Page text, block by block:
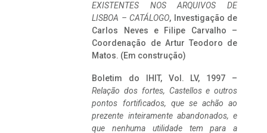
EXISTENTES NOS ARQUIVOS DE
LISBOA – CATÁLOGO, Investigação de
Carlos Neves e Filipe Carvalho –
Coordenação de Artur Teodoro de
Matos. (Em construção)
Boletim do IHIT, Vol. LV, 1997 –
Relação dos fortes, Castellos e outros
pontos fortificados, que se achão ao
prezente inteiramente abandonados, e
que nenhuma utilidade tem para a